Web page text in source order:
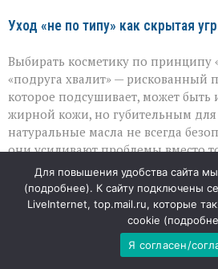
Уход «не по типу» как скрытая
Выбирать косметику по принципу
«подруга хвалит» — рискованный
которое подсушивает, может
жирной кожи, но губительным для
натуральные масла не всегда
они усиливают проблемы вместо
Именно поэтому грамотный
с понимания типа кожи и её
профессиональные процедуры
только в связке с правильно
Для повышения удобства сайта
(подробнее). К сайту подключены
LiveInternet, top.mail.ru, которые
cookie (
Я согласен/